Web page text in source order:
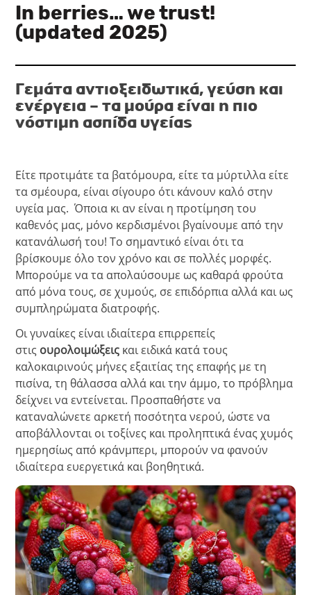
In berries… we trust!
(updated 2025)
Γεμάτα αντιοξειδωτικά, γεύση και
ενέργεια – τα μούρα είναι η πιο
νόστιμη ασπίδα υγείας
Είτε προτιμάτε τα βατόμουρα, είτε τα μύρτιλλα είτε
τα σμέουρα, είναι σίγουρο ότι κάνουν καλό στην
υγεία μας. Όποια κι αν είναι η προτίμηση του
καθενός μας, μόνο κερδισμένοι βγαίνουμε από την
κατανάλωσή του! Το σημαντικό είναι ότι τα
βρίσκουμε όλο τον χρόνο και σε πολλές μορφές.
Μπορούμε να τα απολαύσουμε ως καθαρά φρούτα
από μόνα τους, σε χυμούς, σε επιδόρπια αλλά και ως
συμπληρώματα διατροφής.
Οι γυναίκες είναι ιδιαίτερα επιρρεπείς
στις ουρολοιμώξεις και ειδικά κατά τους
καλοκαιρινούς μήνες εξαιτίας της επαφής με τη
πισίνα, τη θάλασσα αλλά και την άμμο, το πρόβλημα
δείχνει να εντείνεται. Προσπαθήστε να
καταναλώνετε αρκετή ποσότητα νερού, ώστε να
αποβάλλονται οι τοξίνες και προληπτικά ένας χυμός
ημερησίως από κράνμπερι, μπορούν να φανούν
ιδιαίτερα ευεργετικά και βοηθητικά.